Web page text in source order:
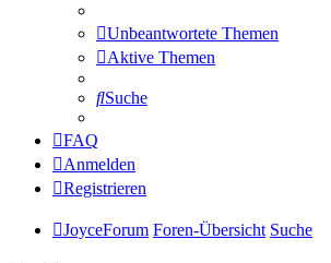
Unbeantwortete Themen
Aktive Themen
Suche
FAQ
Anmelden
Registrieren
JoyceForum Foren-Übersicht Suche